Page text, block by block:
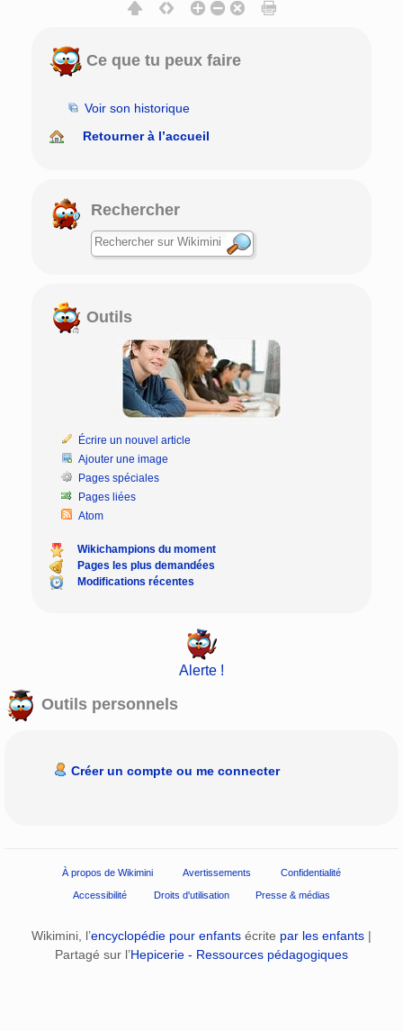
Ce que tu peux faire
Voir son historique
Retourner à l’accueil
Rechercher
Outils
Écrire un nouvel article
Ajouter une image
Pages spéciales
Pages liées
Atom
Wikichampions du moment
Pages les plus demandées
Modifications récentes
Alerte !
Outils personnels
Créer un compte ou me connecter
À propos de Wikimini Avertissements Confidentialité
Accessibilité Droits d'utilisation Presse & médias
Wikimini, l’encyclopédie pour enfants écrite par les enfants |
Partagé sur l’Hepicerie - Ressources pédagogiques